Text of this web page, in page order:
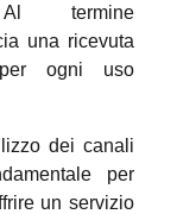
termine
una ricevuta
ogni uso
dei canali
per
un servizio